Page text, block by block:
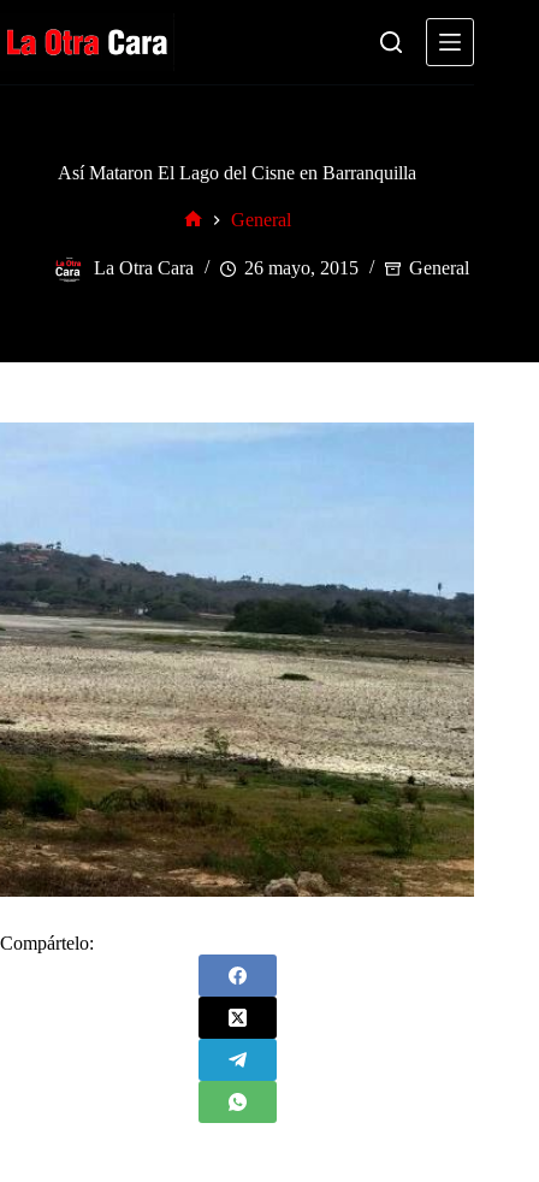
al
contenido
Así Mataron El Lago del Cisne en Barranquilla
General
La Otra Cara 26 mayo, 2015 General
Compártelo: